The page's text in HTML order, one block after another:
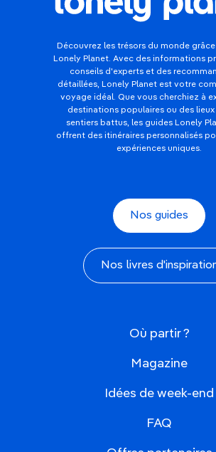
Découvrez les trésors du monde
Lonely Planet. Avec des informations
conseils d'experts et des
détaillées, Lonely Planet est votre
voyage idéal. Que vous cherchiez à
destinations populaires ou des lieux
sentiers battus, les guides Lonely
offrent des itinéraires personnalisés
expériences uniques.
Nos guides
Nos livres
Où partir ?
Magazine
Idées de week-end
FAQ